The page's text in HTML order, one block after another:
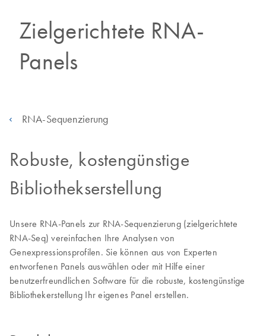
Zielgerichtete RNA-
Panels
RNA-Sequenzierung
Robuste, kostengünstige
Bibliothekserstellung
Unsere RNA-Panels zur RNA-Sequenzierung (zielgerichtete
RNA-Seq) vereinfachen Ihre Analysen von
Genexpressionsprofilen. Sie können aus von Experten
entworfenen Panels auswählen oder mit Hilfe einer
benutzerfreundlichen Software für die robuste, kostengünstige
Bibliothekerstellung Ihr eigenes Panel erstellen.